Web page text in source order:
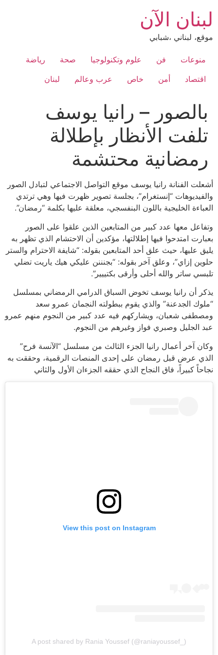
content
لبنان الآن
موقع، لبناني ،شبابي
منوعات فن علوم وتكنولوجيا صحة
رياضة
اقتصاد
أمن خاص عرب وعالم لبنان
بالصور – رانيا يوسف
تلفت الأنظار بإطلالة
رمضانية محتشمة
أشعلت الفنانة رانيا يوسف موقع التواصل الاجتماعي لتبادل الصور
والفيديوهات “إنستغرام”، بجلسة تصوير ظهرت فيها وهي ترتدي
العباءة الخليجية باللون البنفسجي، معلقة عليها بكلمة “رمضان”.
وتفاعل معها عدد كبير من المتابعين الذين علقوا على الصور
بعبارت امتدحوا فيها إطلالتها، مؤكدين أن الاحتشام الذي تظهر به
يليق عليها، حيث علق أحد المتابعين بقوله: “شايفة الاحترام والستر
حلوين إزاي”، وعلق آخر بقوله: “بجنننن عليكي هيك ياريت تضلي
تلبسي ساتر والله أحلى وأرقى بكتييير”.
يذكر أن رانيا يوسف تخوض السباق الدرامي الرمضاني بمسلسل
“ملوك الجدعنة” والذي يقوم ببطولته النجمان عمرو سعد
ومصطفى شعبان، ويشاركهم فيه عدد كبير من النجوم منهم عمرو
عبد الجليل وصبري فواز وغيرهم من النجوم.
وكان آخر أعمال رانيا الجزء الثالث من مسلسل “الآنسة فرح”
الذي عرض قبل رمضان على إحدى المنصات الرقمية، وحققت به
نجاحاً كبيراً، فاق النجاح الذي حققه الجزءان الأول والثاني
View this post on Instagram
A post shared by Rania Youssef (@raniayoussef_)